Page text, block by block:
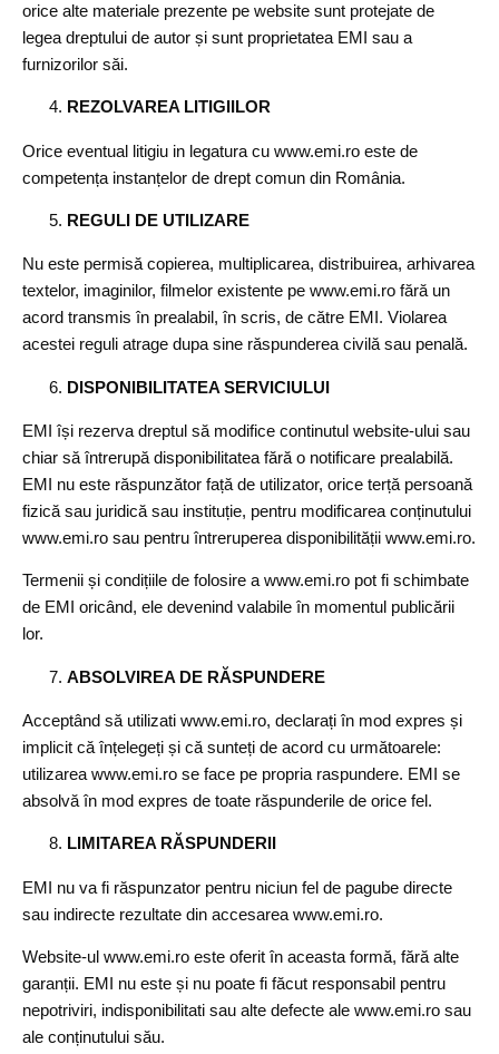
orice alte materiale prezente pe website sunt protejate de
legea dreptului de autor și sunt proprietatea EMI sau a
furnizorilor săi.
REZOLVAREA LITIGIILOR
Orice eventual litigiu in legatura cu www.emi.ro este de
competența instanțelor de drept comun din România.
REGULI DE UTILIZARE
Nu este permisă copierea, multiplicarea, distribuirea, arhivarea
textelor, imaginilor, filmelor existente pe www.emi.ro fără un
acord transmis în prealabil, în scris, de către EMI. Violarea
acestei reguli atrage dupa sine răspunderea civilă sau penală.
DISPONIBILITATEA SERVICIULUI
EMI își rezerva dreptul să modifice continutul website-ului sau
chiar să întrerupă disponibilitatea fără o notificare prealabilă.
EMI nu este răspunzător față de utilizator, orice terță persoană
fizică sau juridică sau instituție, pentru modificarea conținutului
www.emi.ro sau pentru întreruperea disponibilității www.emi.ro.
Termenii și condițiile de folosire a www.emi.ro pot fi schimbate
de EMI oricând, ele devenind valabile în momentul publicării
lor.
ABSOLVIREA DE RĂSPUNDERE
Acceptând să utilizati www.emi.ro, declarați în mod expres și
implicit că înțelegeți și că sunteți de acord cu următoarele:
utilizarea www.emi.ro se face pe propria raspundere. EMI se
absolvă în mod expres de toate răspunderile de orice fel.
LIMITAREA RĂSPUNDERII
EMI nu va fi răspunzator pentru niciun fel de pagube directe
sau indirecte rezultate din accesarea www.emi.ro.
Website-ul www.emi.ro este oferit în aceasta formă, fără alte
garanții. EMI nu este și nu poate fi făcut responsabil pentru
nepotriviri, indisponibilitati sau alte defecte ale www.emi.ro sau
ale conținutului său.